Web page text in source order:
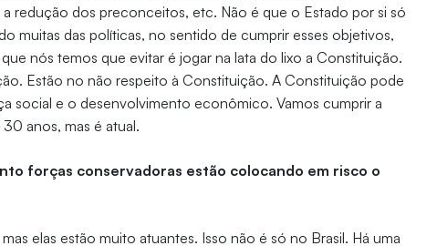
redução dos preconceitos, etc. Não é que o Estado por si só
muitas das políticas, no sentido de cumprir esses objetivos,
nós temos que evitar é jogar na lata do lixo a Constituição.
Estão no não respeito à Constituição. A Constituição pode
social e o desenvolvimento econômico. Vamos cumprir a
anos, mas é atual.
forças conservadoras estão colocando em risco o
elas estão muito atuantes. Isso não é só no Brasil. Há uma